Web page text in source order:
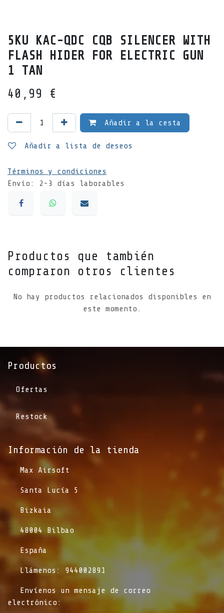
5KU KAC-QDC CQB SILENCER WITH
FLASH HIDER FOR ELECTRIC GUN
1 TAN
40,99
€
Añadir a la cesta
Añadir a lista de deseos
Términos y condiciones
Envío: 2-3 días laborables
Productos que también
compraron otros clientes
No hay productos relacionados disponibles en
este momento.
Productos
Ofertas
Restock
Información de la tienda​
​Max Airsoft
​Santa Lucía 5
​Bizkaia
​48004 Bilbao
​España
​Llámenos: 944002891
​Envíenos un mensaje de correo
electrónico: